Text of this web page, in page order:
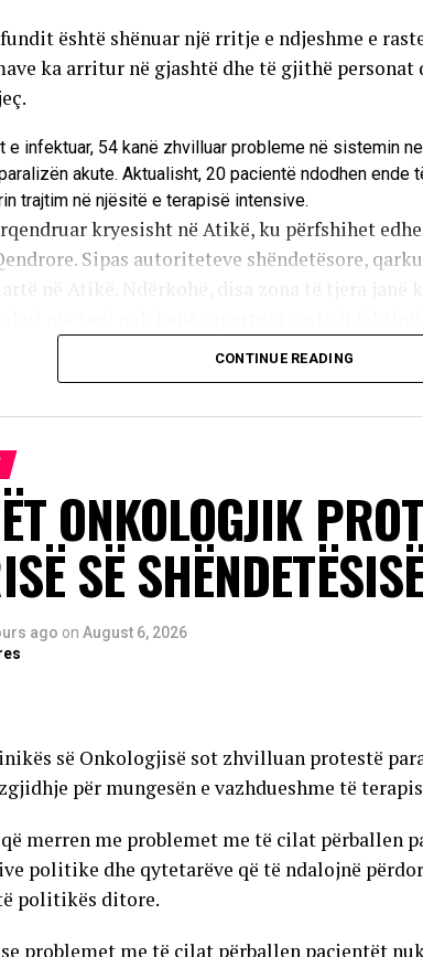
fundit është shënuar një rritje e ndjeshme e
ka arritur në gjashtë dhe të gjithë personat
e infektuar, 54 kanë zhvilluar probleme në sistemin
akute. Aktualisht, 20 pacientë ndodhen ende
trajtim në njësitë e terapisë intensive.
kryesisht në Atikë, ku përfshihet
Sipas autoriteteve shëndetësore,
kryesisht përmes pickimit të
tjerëve shfaqin një formë të lehtë të
qind e të prekurve zhvillojnë komplikacione të
u kanoset të moshuarve, personave që vuajnë nga
bërë të ditur se sezoni i transmetimit nuk ka
shfaqen edhe në rajone të tjera të vendit.
CONTINUE READING
ONKOLOGJIK
SË
ago on August 6, 2026
së Onkologjisë sot zhvilluan protestë
për mungesën e vazhdueshme të
merren me problemet me të cilat përballen
politike dhe qytetarëve që të ndalojnë
politikës ditore.
problemet me të cilat përballen pacientët